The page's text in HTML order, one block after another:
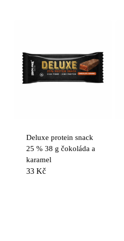
Deluxe protein snack
25 % 38 g čokoláda a
karamel
33 Kč